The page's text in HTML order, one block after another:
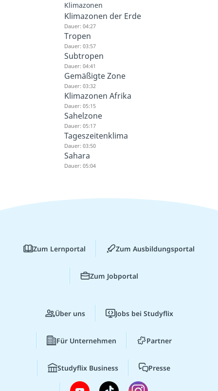
Klimazonen
Klimazonen der Erde
Dauer: 04:27
Tropen
Dauer: 03:57
Subtropen
Dauer: 04:41
Gemäßigte Zone
Dauer: 03:32
Klimazonen Afrika
Dauer: 05:15
Sahelzone
Dauer: 05:17
Tageszeitenklima
Dauer: 03:50
Sahara
Dauer: 05:04
Zum Lernportal Zum Ausbildungsportal
Zum Jobportal
Über uns Jobs bei Studyflix
Für Unternehmen Partner
Studyflix Business Presse